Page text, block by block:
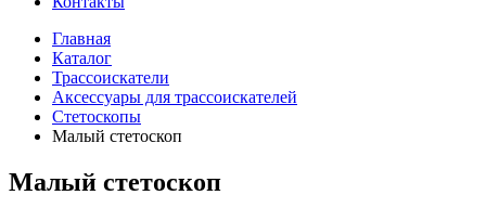
Главная
Каталог
Трассоискатели
Аксессуары для трассоискателей
Стетоскопы
Малый стетоскоп
Малый стетоскоп